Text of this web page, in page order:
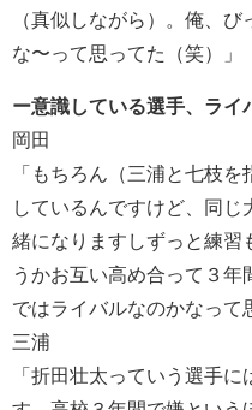
（真似しながら）。俺、
な〜って思ってた（笑）」
ー意識している選手、ライ
岡田
「もちろん（三浦と七枝
しているんですけど、同
緒になりますしずっと練習
うかお互い高め合って３
ではライバルなのかなって
三浦
「折田壮太っていう選手